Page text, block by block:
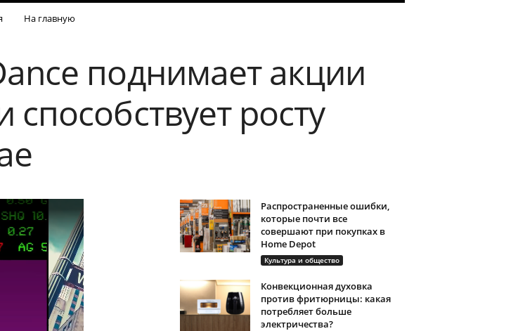
На главную
поднимает акции
способствует росту
Распространенные ошибки,
которые почти все
совершают при покупках в
Home Depot
Культура и общество
Конвекционная духовка
против фритюрницы: какая
потребляет больше
электричества?